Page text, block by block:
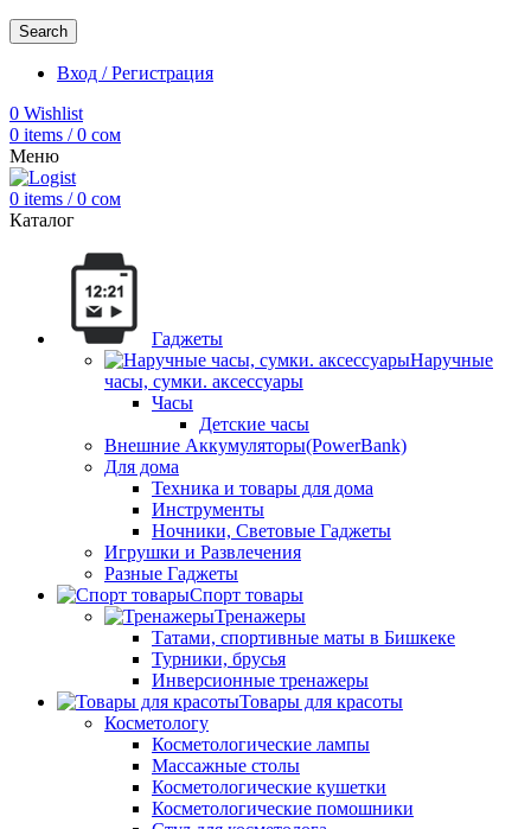
Search
Вход / Регистрация
0 Wishlist
0 items / 0 сом
Меню
0 items / 0 сом
Каталог
Гаджеты
Наручные
часы, сумки. аксессуары
Часы
Детские часы
Внешние Аккумуляторы(PowerBank)
Для дома
Техника и товары для дома
Инструменты
Ночники, Световые Гаджеты
Игрушки и Развлечения
Разные Гаджеты
Спорт товары
Тренажеры
Татами, спортивные маты в Бишкеке
Турники, брусья
Инверсионные тренажеры
Товары для красоты
Косметологу
Косметологические лампы
Массажные столы
Косметологические кушетки
Косметологические помошники